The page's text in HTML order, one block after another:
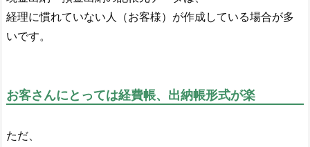
経理に慣れていない人（お客様）が作成している場合が多
いです。
お客さんにとっては経費帳、出納帳形式が楽
ただ、